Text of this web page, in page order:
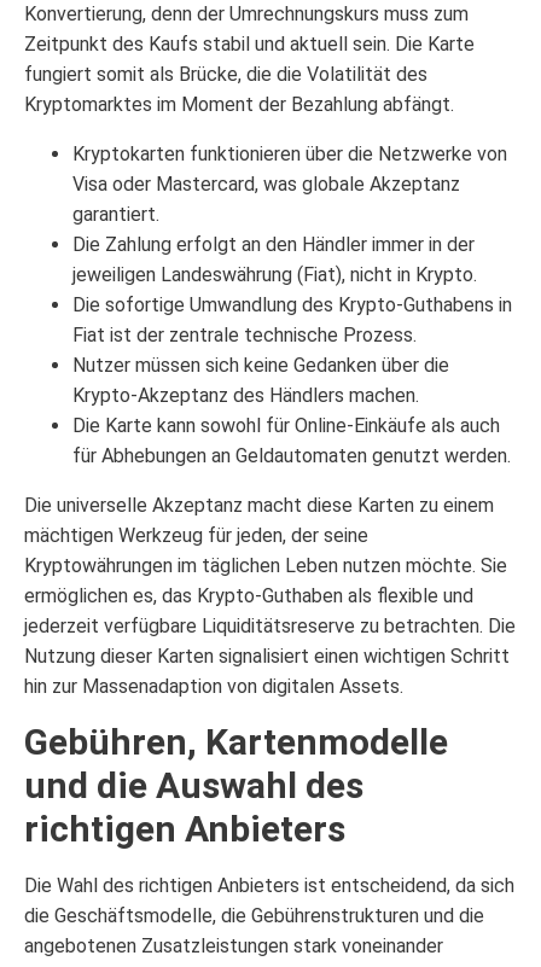
Konvertierung, denn der Umrechnungskurs muss zum
Zeitpunkt des Kaufs stabil und aktuell sein. Die Karte
fungiert somit als Brücke, die die Volatilität des
Kryptomarktes im Moment der Bezahlung abfängt.
Kryptokarten funktionieren über die Netzwerke von
Visa oder Mastercard, was globale Akzeptanz
garantiert.
Die Zahlung erfolgt an den Händler immer in der
jeweiligen Landeswährung (Fiat), nicht in Krypto.
Die sofortige Umwandlung des Krypto-Guthabens in
Fiat ist der zentrale technische Prozess.
Nutzer müssen sich keine Gedanken über die
Krypto-Akzeptanz des Händlers machen.
Die Karte kann sowohl für Online-Einkäufe als auch
für Abhebungen an Geldautomaten genutzt werden.
Die universelle Akzeptanz macht diese Karten zu einem
mächtigen Werkzeug für jeden, der seine
Kryptowährungen im täglichen Leben nutzen möchte. Sie
ermöglichen es, das Krypto-Guthaben als flexible und
jederzeit verfügbare Liquiditätsreserve zu betrachten. Die
Nutzung dieser Karten signalisiert einen wichtigen Schritt
hin zur Massenadaption von digitalen Assets.
Gebühren, Kartenmodelle
und die Auswahl des
richtigen Anbieters
Die Wahl des richtigen Anbieters ist entscheidend, da sich
die Geschäftsmodelle, die Gebührenstrukturen und die
angebotenen Zusatzleistungen stark voneinander